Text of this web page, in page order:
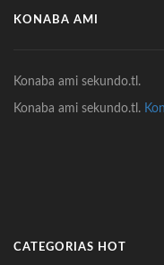
KONABA AMI
Konaba ami sekundo.tl.
Konaba ami sekundo.tl.
CATEGORIAS HOT